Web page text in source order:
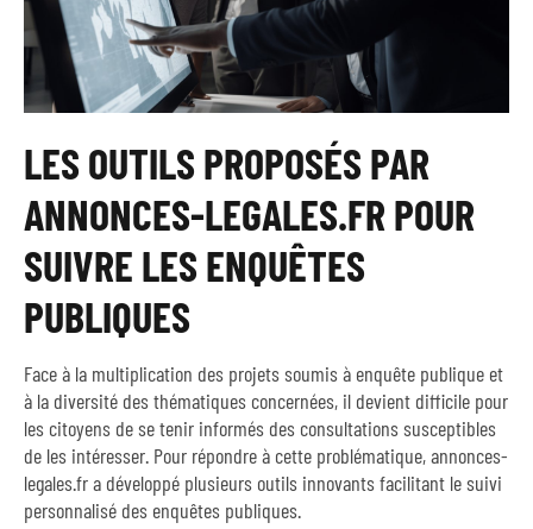
LES OUTILS PROPOSÉS PAR
ANNONCES-LEGALES.FR POUR
SUIVRE LES ENQUÊTES
PUBLIQUES
Face à la multiplication des projets soumis à enquête publique et
à la diversité des thématiques concernées, il devient difficile pour
les citoyens de se tenir informés des consultations susceptibles
de les intéresser. Pour répondre à cette problématique, annonces-
legales.fr a développé plusieurs outils innovants facilitant le suivi
personnalisé des enquêtes publiques.